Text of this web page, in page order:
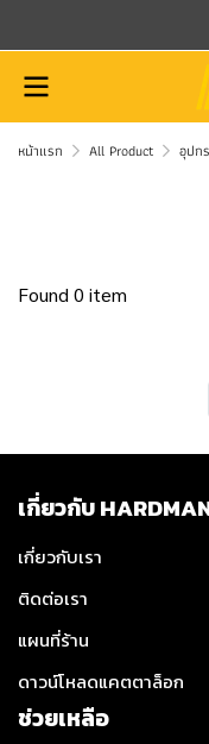
หน้าแรก All Product อุปก
Found 0 item
เกี่ยวกับ
เกี่ยวกับเรา
ติดต่อเรา
แผนที่ร้าน
ดาวน์โหลดแคตตาล็อก
ช่วยเหลือ